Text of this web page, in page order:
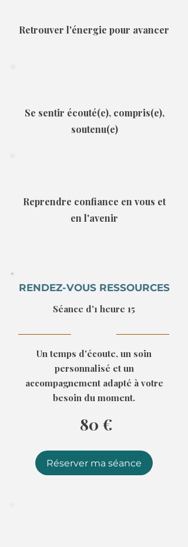
Retrouver l'énergie pour avancer
Se sentir écouté(e), compris(e),
soutenu(e)
Reprendre confiance en vous et
en l'avenir
RENDEZ-VOUS RESSOURCES
Séance d'1 heure 15
Un temps d'écoute, un soin
personnalisé et un
accompagnement adapté à votre
besoin du moment.
80 €
Réserver ma séance